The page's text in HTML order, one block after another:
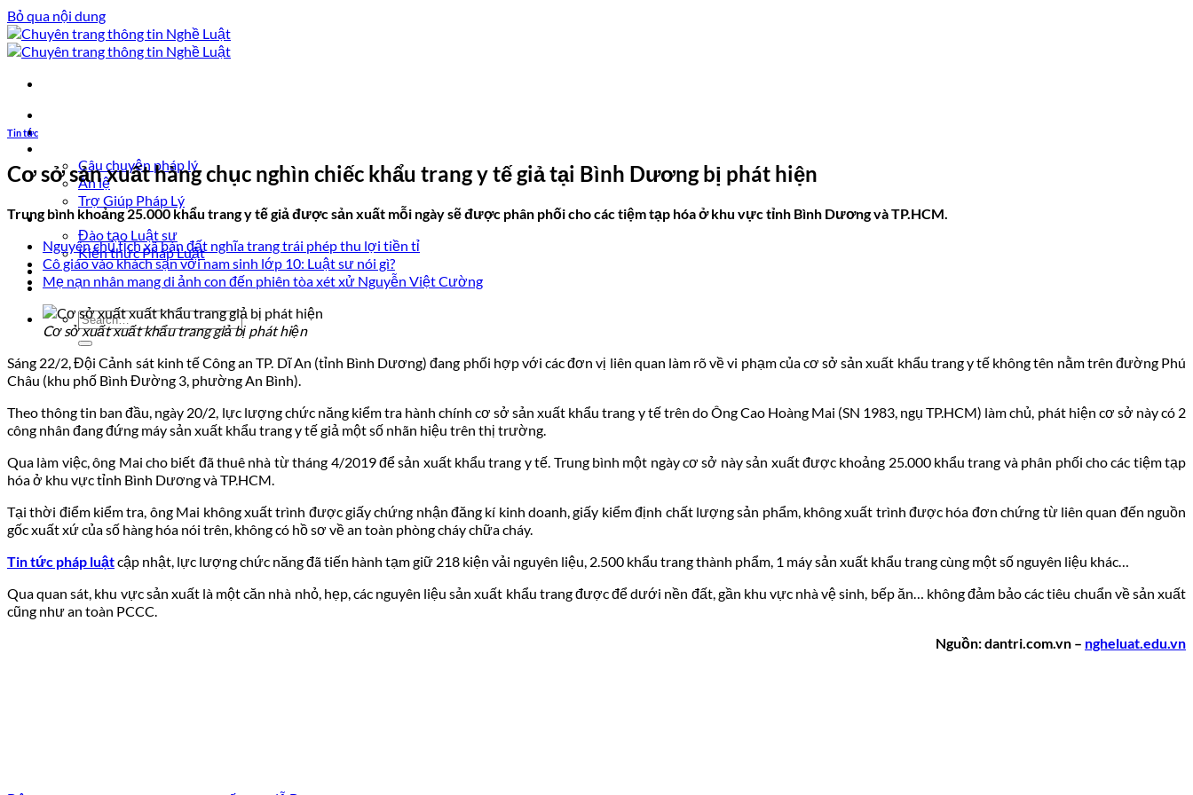
Bỏ qua nội dung
Câu chuyện pháp lý
Án lệ
Trợ Giúp Pháp Lý
Nghề Luật
Đào tạo Luật sư
Kiến thức Pháp Luật
Kinh nghiệm – Kỹ năng
Tin tức pháp luật
Tin tức
Cơ sở sản xuất hàng chục nghìn chiếc khẩu trang y tế giả tại Bình Dương bị phát hiện
Trung bình khoảng 25.000 khẩu trang y tế giả được sản xuất mỗi ngày sẽ được phân phối cho các tiệm tạp hóa ở khu vực tỉnh Bình Dương và TP.HCM.
Nguyên chủ tịch xã bán đất nghĩa trang trái phép thu lợi tiền tỉ
Cô giáo vào khách sạn với nam sinh lớp 10: Luật sư nói gì?
Mẹ nạn nhân mang di ảnh con đến phiên tòa xét xử Nguyễn Việt Cường
Cơ sở xuất xuất khẩu trang giả bị phát hiện
Sáng 22/2, Đội Cảnh sát kinh tế Công an TP. Dĩ An (tỉnh Bình Dương) đang phối hợp với các đơn vị liên quan làm rõ về vi phạm của cơ sở sản xuất khẩu trang y tế không tên nằm trên đường Phú
Châu (khu phố Bình Đường 3, phường An Bình).
Theo thông tin ban đầu, ngày 20/2, lực lượng chức năng kiểm tra hành chính cơ sở sản xuất khẩu trang y tế trên do Ông Cao Hoàng Mai (SN 1983, ngụ TP.HCM) làm chủ, phát hiện cơ sở này có 2
công nhân đang đứng máy sản xuất khẩu trang y tế giả một số nhãn hiệu trên thị trường.
Qua làm việc, ông Mai cho biết đã thuê nhà từ tháng 4/2019 để sản xuất khẩu trang y tế. Trung bình một ngày cơ sở này sản xuất được khoảng 25.000 khẩu trang và phân phối cho các tiệm tạp
hóa ở khu vực tỉnh Bình Dương và TP.HCM.
Tại thời điểm kiểm tra, ông Mai không xuất trình được giấy chứng nhận đăng kí kinh doanh, giấy kiểm định chất lượng sản phẩm, không xuất trình được hóa đơn chứng từ liên quan đến nguồn
gốc xuất xứ của số hàng hóa nói trên, không có hồ sơ về an toàn phòng cháy chữa cháy.
Tin tức pháp luậtcập nhật, lực lượng chức năng đã tiến hành tạm giữ 218 kiện vải nguyên liệu, 2.500 khẩu trang thành phẩm, 1 máy sản xuất khẩu trang cùng một số nguyên liệu khác…
Qua quan sát, khu vực sản xuất là một căn nhà nhỏ, hẹp, các nguyên liệu sản xuất khẩu trang được để dưới nền đất, gần khu vực nhà vệ sinh, bếp ăn… không đảm bảo các tiêu chuẩn về sản xuất
cũng như an toàn PCCC.
Nguồn: dantri.com.vn – ngheluat.edu.vn